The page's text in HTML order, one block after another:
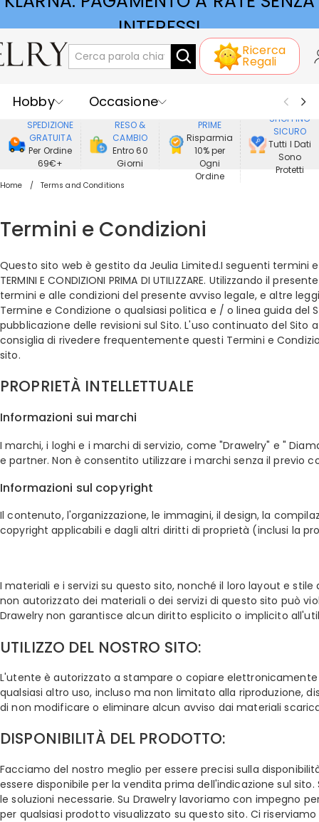
INTERESSI
Ricerca
Regali
Hobby
Occasione
Ricevente
Best Seller
Nuovi
Gioielli
Casa&Vita
SPEDIZIONE
GRATUITA
Per Ordine
69€+
RESO &
CAMBIO
Entro 60
Giorni
PRIME
Risparmia
10% per
Ogni
Ordine
SHOPPING
SICURO
Tutti I Dati
Sono
Protetti
Home Terms and Conditions
Termini e Condizioni
Questo sito web è gestito da Jeulia Limited.I seguenti termini e
TERMINI E CONDIZIONI PRIMA DI UTILIZZARE. Utilizzando il
termini e alle condizioni del presente avviso legale, e altre
Termine e Condizione o qualsiasi politica e / o linea guida
pubblicazione delle revisioni sul Sito. L'uso continuato del
consiglia di rivedere frequentemente questi Termini e
sito.
PROPRIETÀ INTELLETTUALE
Informazioni sui marchi
I marchi, i loghi e i marchi di servizio, come "Drawelry" e "
e partner. Non è consentito utilizzare i marchi senza il previo
Informazioni sul copyright
Il contenuto, l'organizzazione, le immagini, il design, la
copyright applicabili e dagli altri diritti di proprietà (inclusi la
I materiali e i servizi su questo sito, nonché il loro layout e
non autorizzato dei materiali o dei servizi di questo sito può
Drawelry non garantisce alcun diritto esplicito o implicito
UTILIZZO DEL NOSTRO SITO:
L'utente è autorizzato a stampare o copiare
qualsiasi altro uso, incluso ma non limitato alla riproduzione,
di non modificare o eliminare alcun avviso dai materiali
DISPONIBILITÀ DEL PRODOTTO:
Facciamo del nostro meglio per essere precisi sulla
essere disponibile per la vendita prima dell'indicazione sul
le soluzioni necessarie. Su Drawelry lavoriamo con impegno
per qualsiasi prodotto visualizzato su questo sito. Ci